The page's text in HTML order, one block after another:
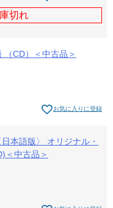
切れ
（CD）＜中古品＞
お気に入りに登録
本語版〉 オリジナル・
＜中古品＞